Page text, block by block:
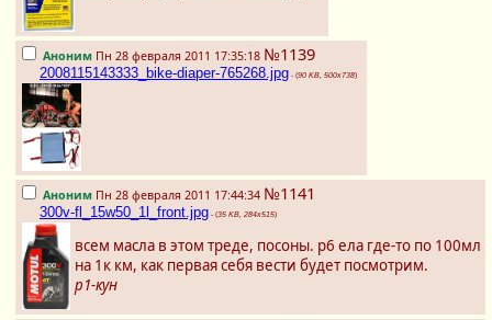
Аноним Пн 28 февраля 2011 17:35:18 №1139
2008115143333_bike-diaper-765268.jpg - (90 KB, 500x738)
Аноним Пн 28 февраля 2011 17:44:34 №1141
300v-fl_15w50_1l_front.jpg - (35 KB, 284x515)
всем масла в этом треде, посоны. р6 ела где-то по 100мл
на 1к км, как первая себя вести будет посмотрим.
р1-кун